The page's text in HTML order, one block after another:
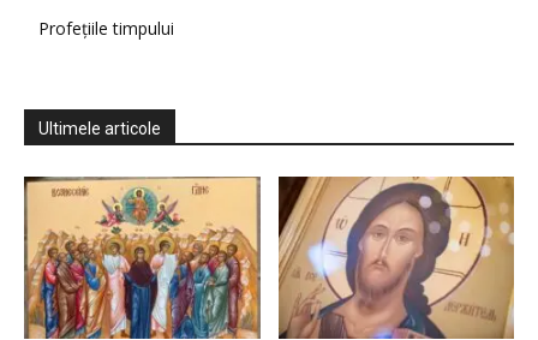
Profețiile timpului
Ultimele articole